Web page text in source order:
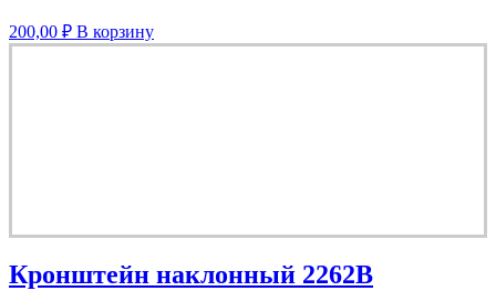
200,00 ₽ В корзину
​Кронштейн наклонный 2262B